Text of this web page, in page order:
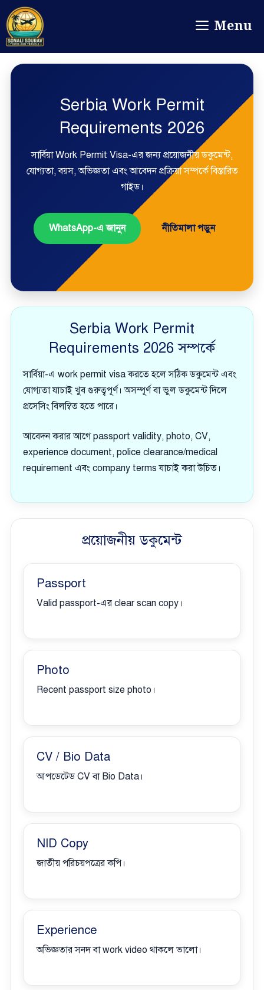
Menu
Serbia Work Permit
Requirements 2026
সার্বিয়া Work Permit Visa-এর জন্য প্রয়োজনীয় ডকুমেন্ট,
যোগ্যতা, বয়স, অভিজ্ঞতা এবং আবেদন প্রক্রিয়া সম্পর্কে বিস্তারিত
গাইড।
WhatsApp-এ জানুন নীতিমালা পড়ুন
Serbia Work Permit
Requirements 2026 সম্পর্কে
সার্বিয়া-এ work permit visa করতে হলে সঠিক ডকুমেন্ট এবং
যোগ্যতা যাচাই খুব গুরুত্বপূর্ণ। অসম্পূর্ণ বা ভুল ডকুমেন্ট দিলে
প্রসেসিং বিলম্বিত হতে পারে।
আবেদন করার আগে passport validity, photo, CV,
experience document, police clearance/medical
requirement এবং company terms যাচাই করা উচিত।
প্রয়োজনীয় ডকুমেন্ট
Passport
Valid passport-এর clear scan copy।
Photo
Recent passport size photo।
CV / Bio Data
আপডেটেড CV বা Bio Data।
NID Copy
জাতীয় পরিচয়পত্রের কপি।
Experience
অভিজ্ঞতার সনদ বা work video থাকলে ভালো।